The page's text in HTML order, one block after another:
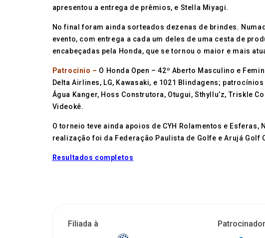
apresentou a entrega de prêmios, e Stella Miyagi.
No final foram ainda sorteados dezenas de brindes.
evento, com entrega a cada um deles de uma cesta de
encabeçadas pela Honda, que se tornou o maior e mais
Patrocínio – O Honda Open – 42º Aberto Masculino e
Delta Airlines, LG, Kawasaki, e 1021 Blindagens;
Água Kanger, Hoss Construtora, Otugui, Sthyllu’z, Triskle
Videokê.
O torneio teve ainda apoios de CYH Rolamentos e Esferas,
realização foi da Federação Paulista de Golfe e Arujá Golf
Resultados completos
Filiada à